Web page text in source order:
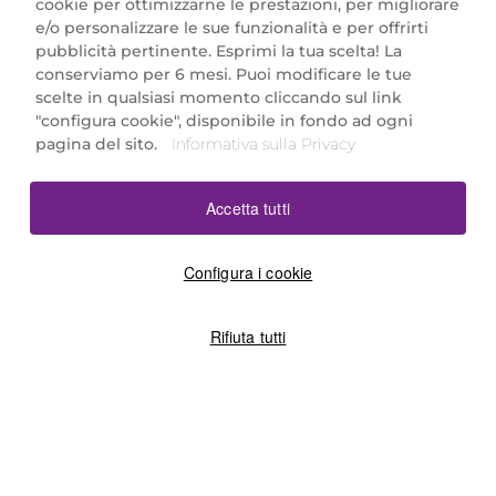
Marionnaud Parfumeries Italia S.r.l.
Largo Fiera Milano 5, 20017 Rho (MI)
REA Milano 1650024 con P.IVA 13425220152.
SCARICA LA NOSTRA APP
cookie per ottimizzarne le prestazioni, per migliorare
e/o personalizzare le sue funzionalità e per offrirti
pubblicità pertinente. Esprimi la tua scelta! La
conserviamo per 6 mesi. Puoi modificare le tue
scelte in qualsiasi momento cliccando sul link
"configura cookie", disponibile in fondo ad ogni
pagina del sito.
Informativa sulla Privacy
Configura i cookie
Rifiuta tutti
Accetta tutti